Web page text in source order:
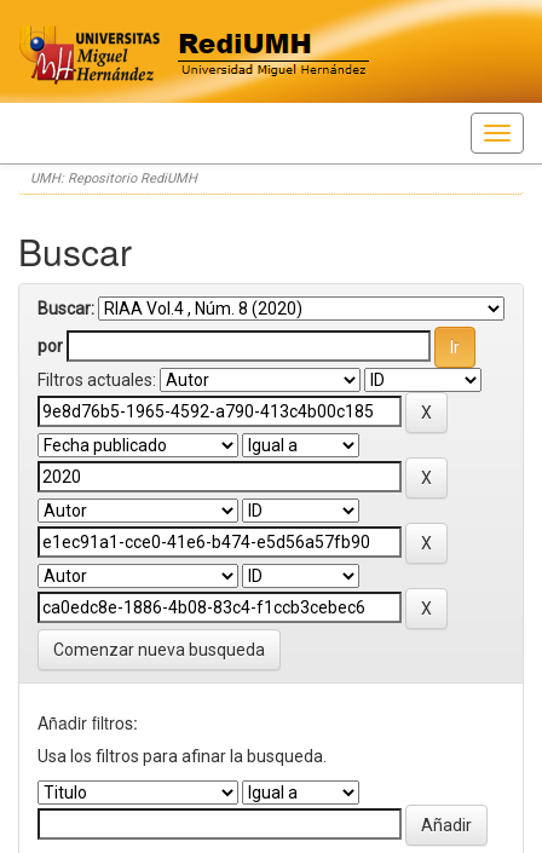
Skip
navigation
UMH: Repositorio RediUMH
Buscar
Buscar:
por
Filtros actuales:
Comenzar nueva busqueda
Añadir filtros:
Usa los filtros para afinar la busqueda.